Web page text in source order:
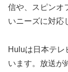
信や、スピンオ
いニーズに対応
Huluは日本テレ
います。放送が